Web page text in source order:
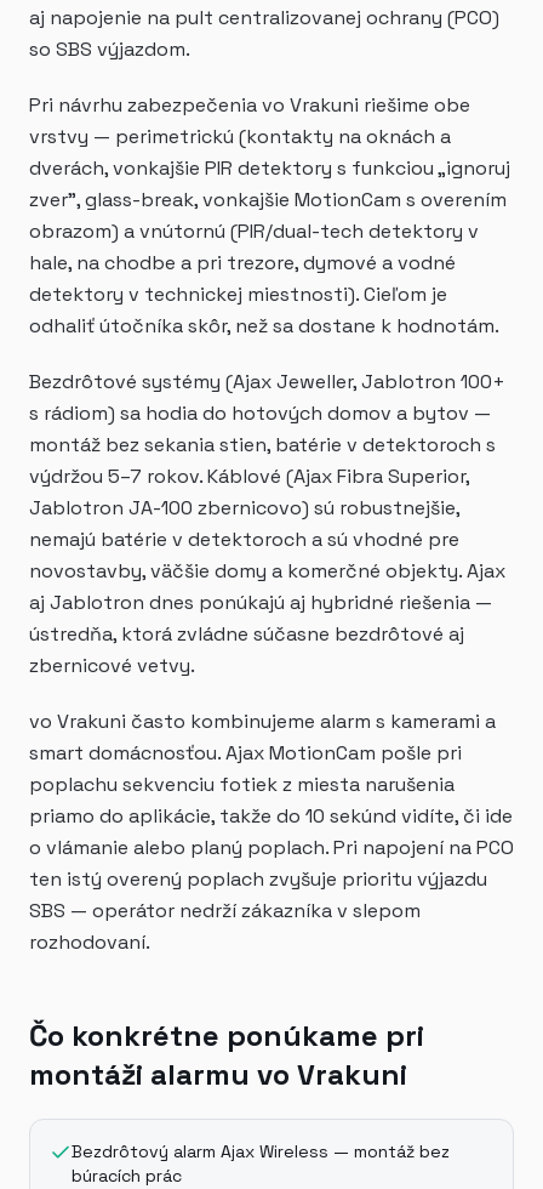
aj napojenie na pult centralizovanej ochrany (PCO)
so SBS výjazdom.
Pri návrhu zabezpečenia vo Vrakuni riešime obe
vrstvy — perimetrickú (kontakty na oknách a
dverách, vonkajšie PIR detektory s funkciou „ignoruj
zver", glass-break, vonkajšie MotionCam s overením
obrazom) a vnútornú (PIR/dual-tech detektory v
hale, na chodbe a pri trezore, dymové a vodné
detektory v technickej miestnosti). Cieľom je
odhaliť útočníka skôr, než sa dostane k hodnotám.
Bezdrôtové systémy (Ajax Jeweller, Jablotron 100+
s rádiom) sa hodia do hotových domov a bytov —
montáž bez sekania stien, batérie v detektoroch s
výdržou 5–7 rokov. Káblové (Ajax Fibra Superior,
Jablotron JA-100 zbernicovo) sú robustnejšie,
nemajú batérie v detektoroch a sú vhodné pre
novostavby, väčšie domy a komerčné objekty. Ajax
aj Jablotron dnes ponúkajú aj hybridné riešenia —
ústredňa, ktorá zvládne súčasne bezdrôtové aj
zbernicové vetvy.
vo Vrakuni často kombinujeme alarm s kamerami a
smart domácnosťou. Ajax MotionCam pošle pri
poplachu sekvenciu fotiek z miesta narušenia
priamo do aplikácie, takže do 10 sekúnd vidíte, či ide
o vlámanie alebo planý poplach. Pri napojení na PCO
ten istý overený poplach zvyšuje prioritu výjazdu
SBS — operátor nedrží zákazníka v slepom
rozhodovaní.
Čo konkrétne ponúkame pri
montáži alarmu vo Vrakuni
Bezdrôtový alarm Ajax Wireless — montáž bez
búracích prác